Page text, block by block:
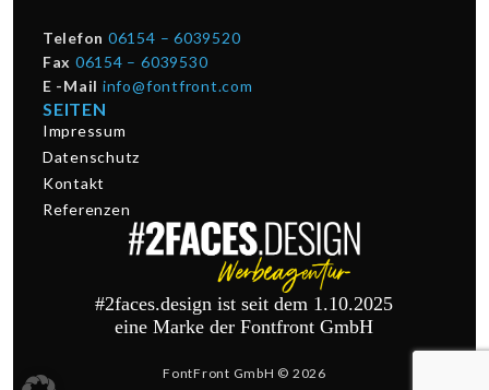
Telefon 06154 – 6039520
Fax 06154 – 6039530
E -Mail info@fontfront.com
SEITEN
Impressum
Datenschutz
Kontakt
Referenzen
#2faces.design ist seit dem 1.10.2025
eine Marke der Fontfront GmbH
FontFront GmbH © 2026